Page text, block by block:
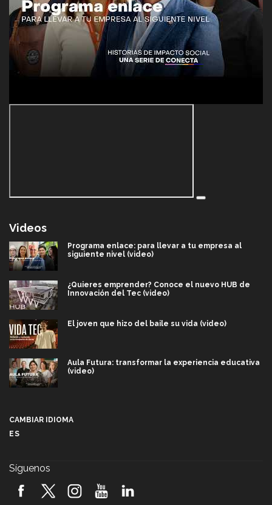
Videos
Programa enlace: para llevar a tu empresa al
siguiente nivel (video)
¿Quieres emprender? Conoce el nuevo HUB de
Innovación del Tec (video)
El joven que hizo del baile su vida (video)
Aula Futura: transformar la experiencia educativa
(video)
2026! (video)
CAMBIAR IDIOMA
ES
Síguenos